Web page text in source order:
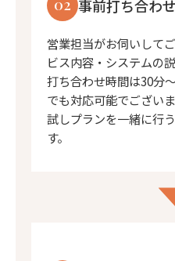
事前打ち合わせ
営業担当がお伺いして
ビス内容・システムの
打ち合わせ時間は30分
でも対応可能でござい
試しプランを一緒に行
す。